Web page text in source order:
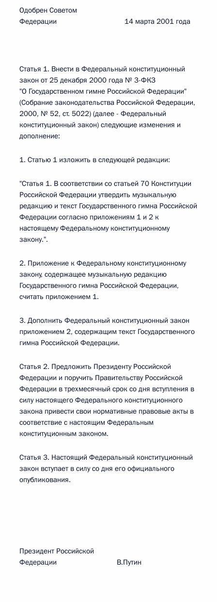
Одобрен Советом
Федерации 14 марта 2001 года
Статья 1. Внести в Федеральный конституционный
закон от 25 декабря 2000 года № 3-ФКЗ
"О Государственном гимне Российской Федерации"
(Собрание законодательства Российской Федерации,
2000, № 52, ст. 5022) (далее - Федеральный
конституционный закон) следующие изменения и
дополнение:
1. Статью 1 изложить в следующей редакции:
"Статья 1. В соответствии со статьей 70 Конституции
Российской Федерации утвердить музыкальную
редакцию и текст Государственного гимна Российской
Федерации согласно приложениям 1 и 2 к
настоящему Федеральному конституционному
закону.".
2. Приложение к Федеральному конституционному
закону, содержащее музыкальную редакцию
Государственного гимна Российской Федерации,
считать приложением 1.
3. Дополнить Федеральный конституционный закон
приложением 2, содержащим текст Государственного
гимна Российской Федерации.
Статья 2. Предложить Президенту Российской
Федерации и поручить Правительству Российской
Федерации в трехмесячный срок со дня вступления в
силу настоящего Федерального конституционного
закона привести свои нормативные правовые акты в
соответствие с настоящим Федеральным
конституционным законом.
Статья 3. Настоящий Федеральный конституционный
закон вступает в силу со дня его официального
опубликования.
Президент Российской
Федерации В.Путин